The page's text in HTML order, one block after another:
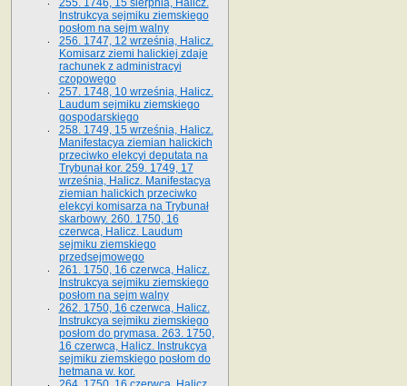
255. 1746, 15 sierpnia, Halicz.
Instrukcya sejmiku ziemskiego
posłom na sejm walny
256. 1747, 12 września, Halicz.
Komisarz ziemi halickiej zdaje
rachunek z administracyi
czopowego
257. 1748, 10 września, Halicz.
Laudum sejmiku ziemskiego
gospodarskiego
258. 1749, 15 września, Halicz.
Manifestacya ziemian halickich
przeciwko elekcyi deputata na
Trybunał kor. 259. 1749, 17
września, Halicz. Manifestacya
ziemian halickich przeciwko
elekcyi komisarza na Trybunał
skarbowy. 260. 1750, 16
czerwca, Halicz. Laudum
sejmiku ziemskiego
przedsejmowego
261. 1750, 16 czerwca, Halicz.
Instrukcya sejmiku ziemskiego
posłom na sejm walny
262. 1750, 16 czerwca, Halicz.
Instrukcya sejmiku ziemskiego
posłom do prymasa. 263. 1750,
16 czerwca, Halicz. Instrukcya
sejmiku ziemskiego posłom do
hetmana w. kor.